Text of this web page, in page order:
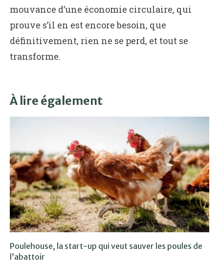
mouvance d’une économie circulaire, qui
prouve s’il en est encore besoin, que
définitivement, rien ne se perd, et tout se
transforme.
À lire également
Poulehouse, la start-up qui veut sauver les poules de
l’abattoir